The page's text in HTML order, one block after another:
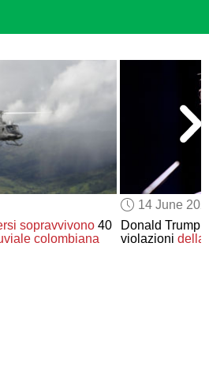
SUBSCRIBE
EDUCATIONAL LICENSES
CARDS
LANGUAGES
ALEXA
ADJUST COLORS
sopravvivono40
colombiana
14 June
Donald Trump
violazionidella